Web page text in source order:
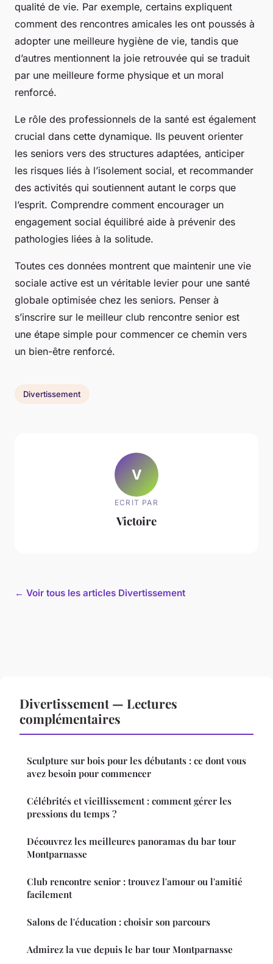
qualité de vie. Par exemple, certains expliquent
comment des rencontres amicales les ont poussés à
adopter une meilleure hygiène de vie, tandis que
d’autres mentionnent la joie retrouvée qui se traduit
par une meilleure forme physique et un moral
renforcé.
Le rôle des professionnels de la santé est également
crucial dans cette dynamique. Ils peuvent orienter
les seniors vers des structures adaptées, anticiper
les risques liés à l’isolement social, et recommander
des activités qui soutiennent autant le corps que
l’esprit. Comprendre comment encourager un
engagement social équilibré aide à prévenir des
pathologies liées à la solitude.
Toutes ces données montrent que maintenir une vie
sociale active est un véritable levier pour une santé
globale optimisée chez les seniors. Penser à
s’inscrire sur le meilleur club rencontre senior est
une étape simple pour commencer ce chemin vers
un bien-être renforcé.
Divertissement
V
ECRIT PAR
Victoire
← Voir tous les articles Divertissement
Divertissement — Lectures
complémentaires
Sculpture sur bois pour les débutants : ce dont vous
avez besoin pour commencer
Célébrités et vieillissement : comment gérer les
pressions du temps ?
Découvrez les meilleures panoramas du bar tour
Montparnasse
Club rencontre senior : trouvez l'amour ou l'amitié
facilement
Salons de l'éducation : choisir son parcours
Admirez la vue depuis le bar tour Montparnasse